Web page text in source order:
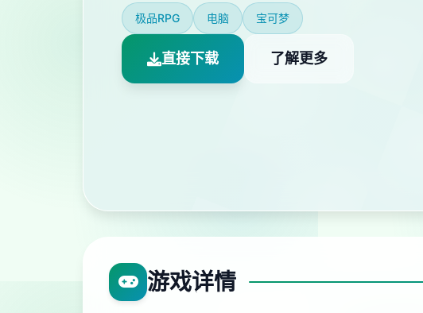
极品RPG 电脑 宝可梦
直接下载 了解更多
游戏详情